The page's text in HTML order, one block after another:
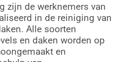
zijn de werknemers van
in de reiniging van
Alle soorten
en daken worden op
en